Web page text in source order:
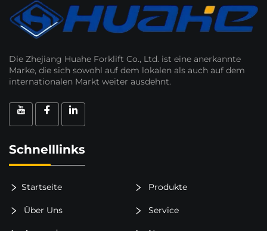
Die Zhejiang Huahe Forklift Co., Ltd. ist eine anerkannte
Marke, die sich sowohl auf dem lokalen als auch auf dem
internationalen Markt weiter ausdehnt.
Schnelllinks
Startseite Produkte
Über Uns Service